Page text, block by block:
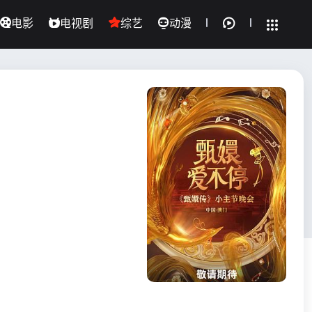
电影 电视剧 综艺 动漫全部影片